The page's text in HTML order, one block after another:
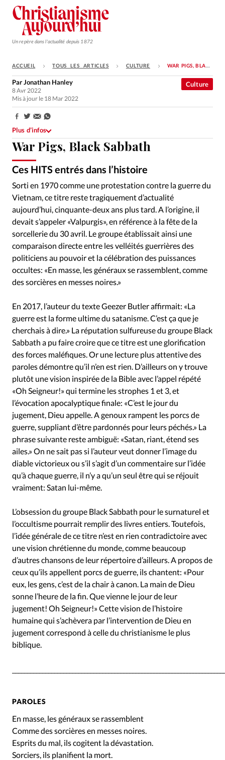
Un repère dans l'actualité depuis 1872
S'ABONNER
Monde
Opinions
Tous les articles
Faire un don
Emploi
Se connecter
Édition: Internationale
Devise:CHF
RUBRIQUES
Tous les articles Actualité chrétienne
Actualité
Monde
Opinions Publireportage
Relations
Tour du monde des Eglises
Trait d'Ixène Vécu
ACCUEIL TOUS LES ARTICLES CULTURE WAR PIGS, BLACK SABBATH
War Pigs, Black Sabbath
Ces HITS entrés dans l’histoire
Culture
ParJonathan Hanley
8 Avr 2022
Mis à jour le 18 Mar 2022
Partager:
Plus d’infos
Sorti en 1970 comme une protestation contre la guerre du
Vietnam, ce titre reste tragiquement d’actualité
aujourd’hui, cinquante-deux ans plus tard. A l’origine, il
devait s’appeler «Valpurgis», en référence à la fête de la
sorcellerie du 30 avril. Le groupe établissait ainsi une
comparaison directe entre les velléités guerrières des
politiciens au pouvoir et la célébration des puissances
occultes: «En masse, les généraux se rassemblent, comme
des sorcières en messes noires.»
En 2017, l’auteur du texte Geezer Butler affirmait: «La
guerre est la forme ultime du satanisme. C’est ça que je
cherchais à dire.» La réputation sulfureuse du groupe Black
Sabbath a pu faire croire que ce titre est une glorification
des forces maléfiques. Or une lecture plus attentive des
paroles démontre qu’il n’en est rien. D’ailleurs on y trouve
plutôt une vision inspirée de la Bible avec l’appel répété
«Oh Seigneur!» qui termine les strophes 1 et 3, et
l’évocation apocalyptique finale: «C’est le jour du
jugement, Dieu appelle. A genoux rampent les porcs de
guerre, suppliant d’être pardonnés pour leurs péchés.» La
phrase suivante reste ambiguë: «Satan, riant, étend ses
ailes.» On ne sait pas si l’auteur veut donner l’image du
diable victorieux ou s’il s’agit d’un commentaire sur l’idée
qu’à chaque guerre, il n’y a qu’un seul être qui se réjouit
vraiment: Satan lui-même.
L’obsession du groupe Black Sabbath pour le surnaturel et
l’occultisme pourrait remplir des livres entiers. Toutefois,
l’idée générale de ce titre n’est en rien contradictoire avec
une vision chrétienne du monde, comme beaucoup
d’autres chansons de leur répertoire d’ailleurs. A propos de
ceux qu’ils appellent porcs de guerre, ils chantent: «Pour
eux, les gens, c’est de la chair à canon. La main de Dieu
sonne l’heure de la fin. Que vienne le jour de leur
jugement! Oh Seigneur!» Cette vision de l’histoire
humaine qui s’achèvera par l’intervention de Dieu en
jugement correspond à celle du christianisme le plus
biblique.
PAROLES
En masse, les généraux se rassemblent
Comme des sorcières en messes noires.
Esprits du mal, ils cogitent la dévastation.
Sorciers, ils planifient la mort.